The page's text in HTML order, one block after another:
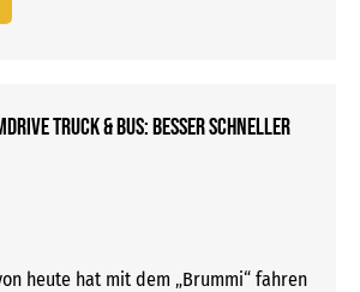
TRUCK & BUS: besser schneller
heute hat mit dem „Brummi“ fahren